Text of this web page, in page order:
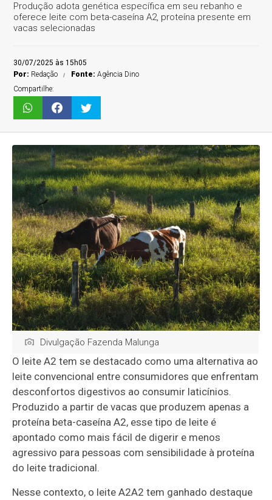
Produção adota genética específica em seu rebanho e
oferece leite com beta-caseína A2, proteína presente em
vacas selecionadas
30/07/2025 às 15h05
Por: Redação Fonte:Agência Dino
Compartilhe:
Divulgação Fazenda Malunga
O leite A2 tem se destacado como uma alternativa ao
leite convencional entre consumidores que enfrentam
desconfortos digestivos ao consumir laticínios.
Produzido a partir de vacas que produzem apenas a
proteína beta-caseína A2, esse tipo de leite é
apontado como mais fácil de digerir e menos
agressivo para pessoas com sensibilidade à proteína
do leite tradicional.
Nesse contexto, o leite A2A2 tem ganhado destaque